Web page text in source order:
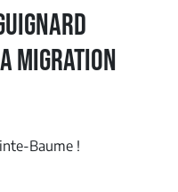
migration
Baume !